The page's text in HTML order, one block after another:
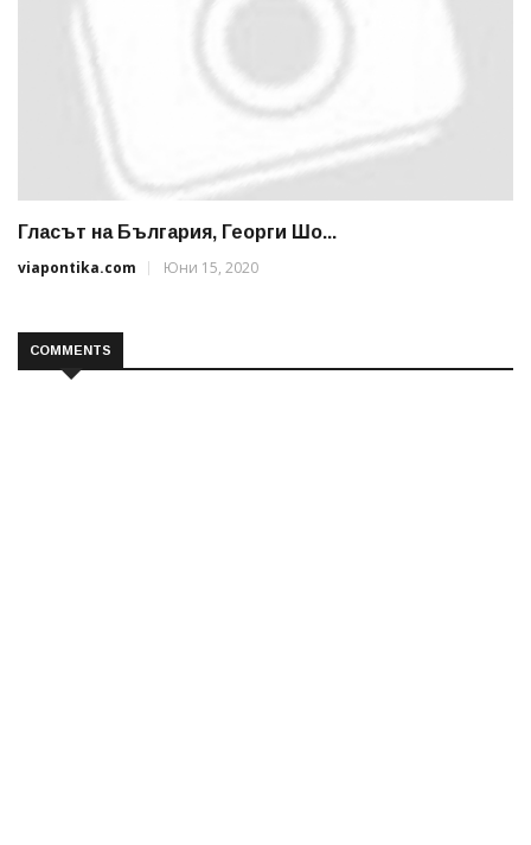
Гласът на България, Георги Шо...
viapontika.com
Юни 15, 2020
COMMENTS